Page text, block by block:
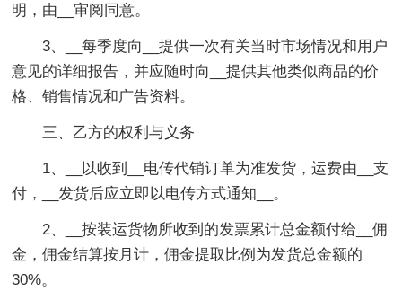
明，由__审阅同意。
3、__每季度向__提供一次有关当时市场情况和用户
意见的详细报告，并应随时向__提供其他类似商品的价
格、销售情况和广告资料。
三、乙方的权利与义务
1、__以收到__电传代销订单为准发货，运费由__支
付，__发货后应立即以电传方式通知__。
2、__按装运货物所收到的发票累计总金额付给__佣
金，佣金结算按月计，佣金提取比例为发货总金额的
30%。